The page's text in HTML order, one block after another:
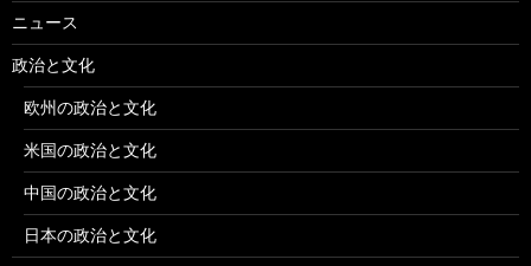
ニュース
政治と文化
欧州の政治と文化
米国の政治と文化
中国の政治と文化
日本の政治と文化